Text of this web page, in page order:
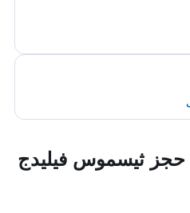
حجز ثيسموس فيليدج